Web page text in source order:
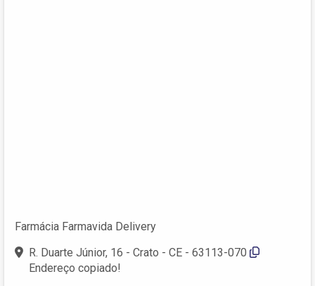
Farmácia Farmavida Delivery
R. Duarte Júnior, 16 - Crato - CE - 63113-070
Endereço copiado!